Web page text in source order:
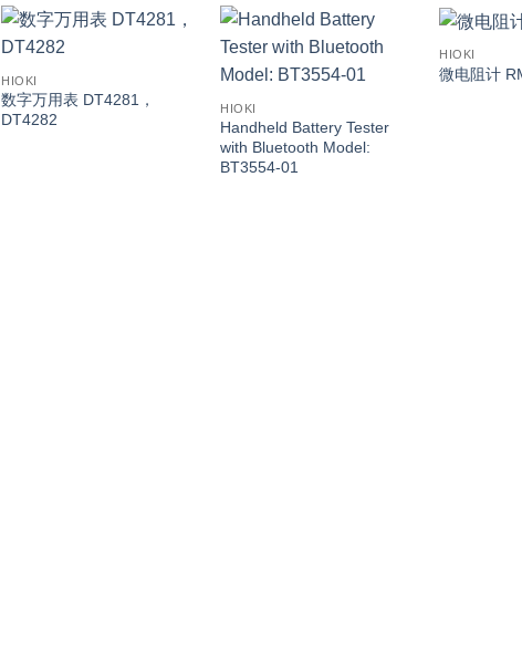
HIOKI
数字万用表 DT4281，
DT4282
HIOKI
Handheld Battery Tester
with Bluetooth Model:
BT3554-01
HIOKI
微电阻计